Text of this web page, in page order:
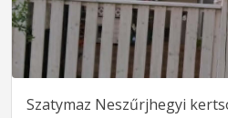
Szatymaz Neszűrjhegyi